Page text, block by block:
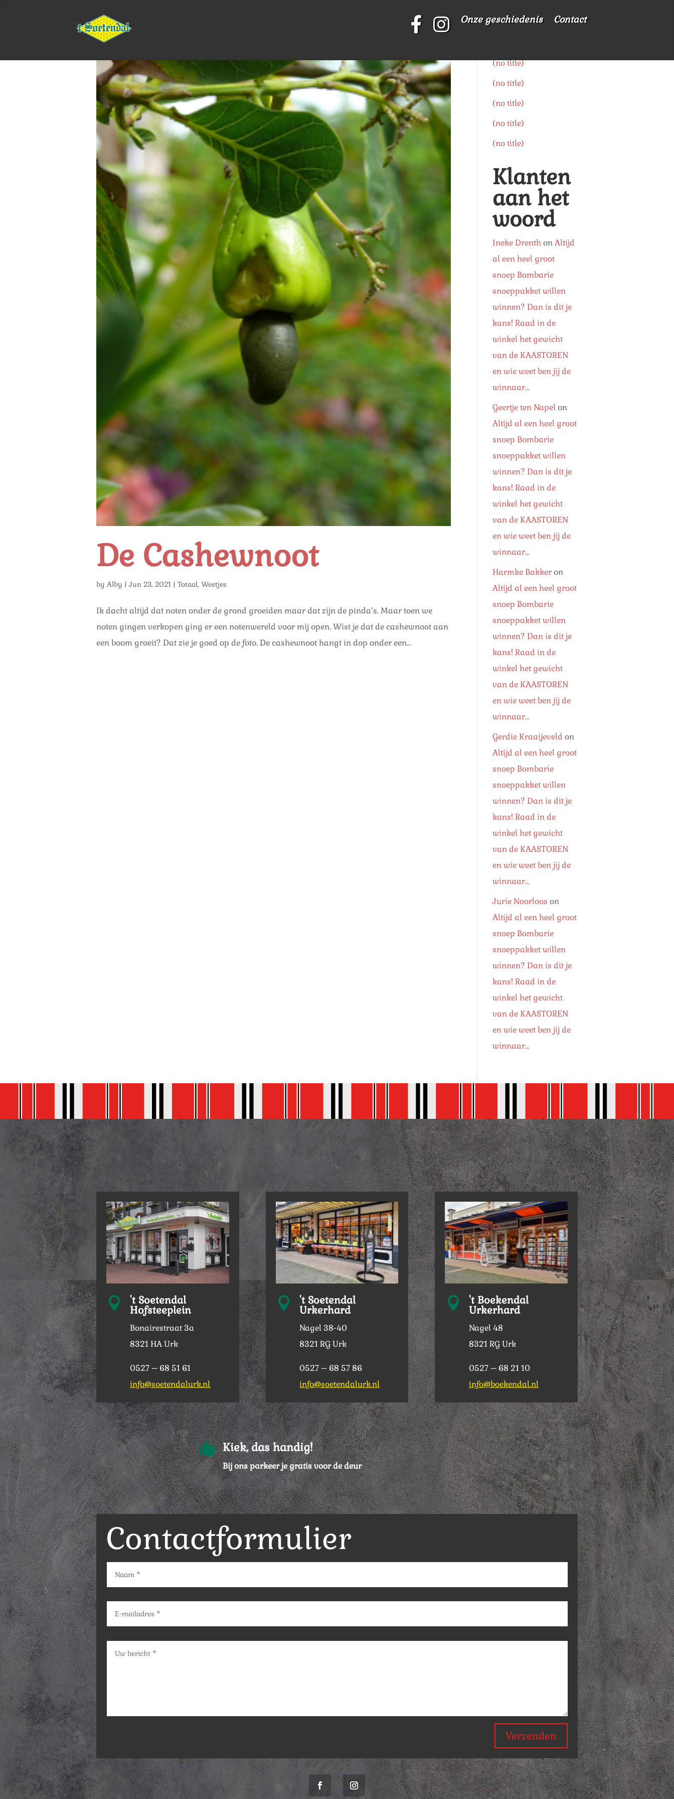
Onze geschiedenis Contact
De Cashewnoot
by Alby |Jun 23, 2021 | Totaal, Weetjes
Ik dacht altijd dat noten onder de grond groeiden maar dat zijn de pinda’s. Maar toen we
noten gingen verkopen ging er een notenwereld voor mij open. Wist je dat de cashewnoot aan
een boom groeit? Dat zie je goed op de foto. De cashewnoot hangt in dop onder een...
(no title)
(no title)
(no title)
(no title)
(no title)
Klanten
aan het
woord
Ineke DrenthonAltijd
al een heel groot
snoep Bombarie
snoeppakket willen
winnen? Dan is dit je
kans! Raad in de
winkel het gewicht
van de KAASTOREN
en wie weet ben jij de
winnaar…
Geertje ten Napelon
Altijd al een heel groot
snoep Bombarie
snoeppakket willen
winnen? Dan is dit je
kans! Raad in de
winkel het gewicht
van de KAASTOREN
en wie weet ben jij de
winnaar…
Harmke Bakkeron
Altijd al een heel groot
snoep Bombarie
snoeppakket willen
winnen? Dan is dit je
kans! Raad in de
winkel het gewicht
van de KAASTOREN
en wie weet ben jij de
winnaar…
Gerdie Kraaijeveldon
Altijd al een heel groot
snoep Bombarie
snoeppakket willen
winnen? Dan is dit je
kans! Raad in de
winkel het gewicht
van de KAASTOREN
en wie weet ben jij de
winnaar…
Jurie Noorloos on
Altijd al een heel groot
snoep Bombarie
snoeppakket willen
winnen? Dan is dit je
kans! Raad in de
winkel het gewicht
van de KAASTOREN
en wie weet ben jij de
winnaar…
 't Soetendal
Hofsteeplein
Bonairestraat 3a
8321 HA Urk
0527 – 68 51 61
info@soetendalurk.nl
 't Soetendal
Urkerhard
Nagel 38-40
8321 RG Urk
0527 – 68 57 86
info@soetendalurk.nl
 't Boekendal
Urkerhard
Nagel 48
8321 RG Urk
0527 – 68 21 10
info@boekendal.nl
 Kiek, das handig!
Bij ons parkeer je gratis voor de deur
Contactformulier
Verzenden